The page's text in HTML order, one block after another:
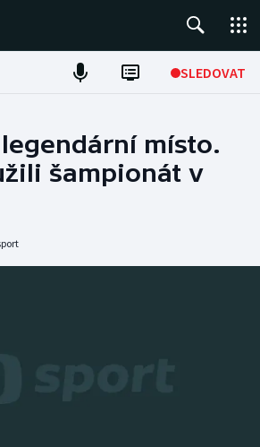
SLEDOVAT
místo.
šampionát v